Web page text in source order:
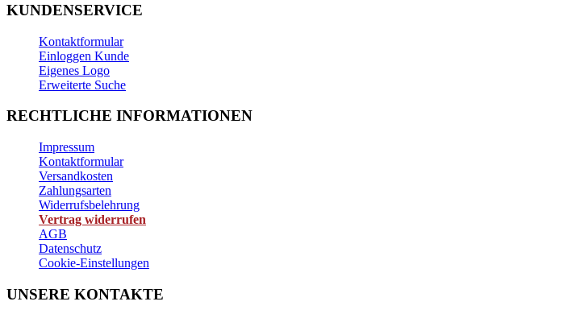
KUNDENSERVICE
Kontaktformular
Einloggen Kunde
Eigenes Logo
Erweiterte Suche
RECHTLICHE INFORMATIONEN
Impressum
Kontaktformular
Versandkosten
Zahlungsarten
Widerrufsbelehrung
Vertrag widerrufen
AGB
Datenschutz
Cookie-Einstellungen
UNSERE KONTAKTE